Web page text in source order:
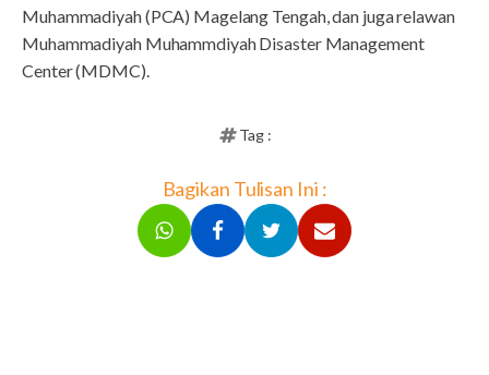
Muhammadiyah (PCA) Magelang Tengah, dan juga relawan
Muhammadiyah Muhammdiyah Disaster Management
Center (MDMC).
Tag :
Bagikan Tulisan Ini :